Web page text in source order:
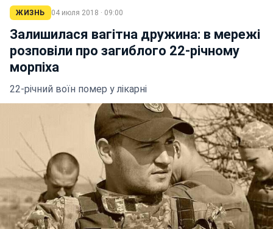
ЖИЗНЬ 04 июля 2018 · 09:00
Залишилася вагітна дружина: в мережі
розповіли про загиблого 22-річному
морпіха
22-річний воїн помер у лікарні